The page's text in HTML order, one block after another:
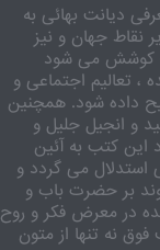
دیانت بهائی به
نقاط جهان و نیز
کوشش می شود
، تعالیم اجتماعی و
داده شود. همچنین
و انجیل جلیل و
این کتب به آئین
استدلال می گردد و
بر حضرت باب و
در معرض فکر و روح
نه تنها از متون